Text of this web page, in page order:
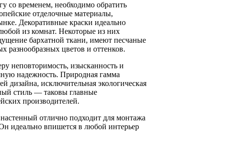
со временем, необходимо обратить
отделочные материалы,
Декоративные краски идеально
из комнат. Некоторые из них
бархатной ткани, имеют песчаные
разнообразных цветов и оттенков.
неповторимость, изысканность и
надежность. Природная гамма
дизайна, исключительная экологическая
стиль — таковы главные
производителей.
отлично подходит для монтажа
идеально впишется в любой интерьер